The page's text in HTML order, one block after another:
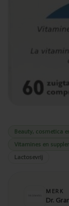
Beauty, cosmetica
Vitamines en
Lactosevrij
MERK
Dr.